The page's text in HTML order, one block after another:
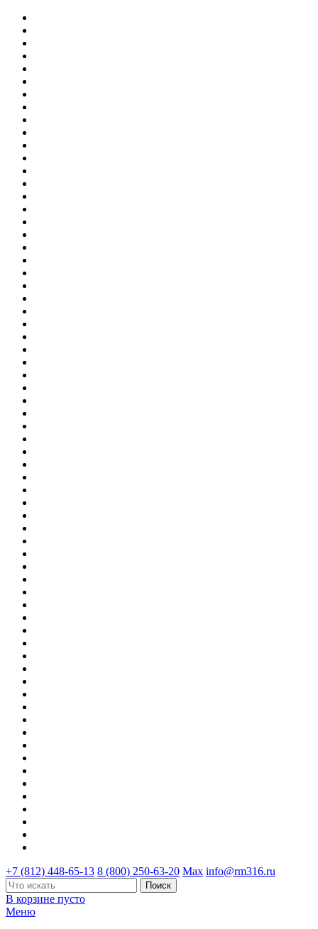
+7 (812) 448-65-13 8 (800) 250-63-20 Max info@rm316.ru
В корзине пусто
Меню